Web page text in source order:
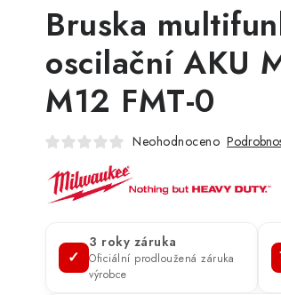
Bruska
oscilační AKU
M12 FMT-0
Neohodnoceno
✓
3 roky záruka
Oficiální prodloužená záruka
výrobce